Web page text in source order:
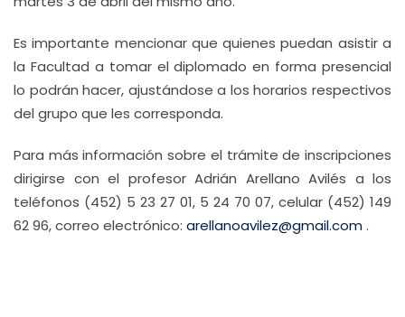
Es importante mencionar que quienes puedan asistir a
la Facultad a tomar el diplomado en forma presencial
lo podrán hacer, ajustándose a los horarios respectivos
del grupo que les corresponda.
Para más información sobre el trámite de inscripciones
dirigirse con el profesor Adrián Arellano Avilés a los
teléfonos (452) 5 23 27 01, 5 24 70 07, celular (452) 149
62 96, correo electrónico: arellanoavilez@gmail.com.